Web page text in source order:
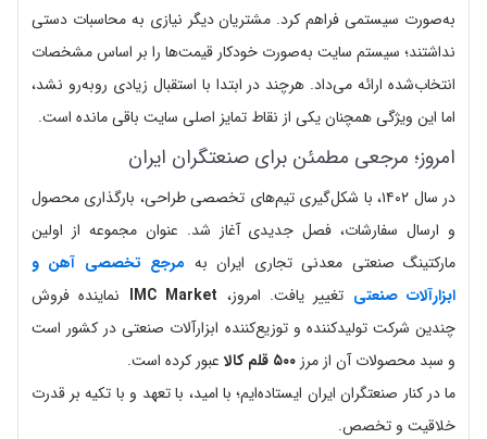
به‌صورت سیستمی فراهم کرد. مشتریان دیگر نیازی به محاسبات دستی
نداشتند؛ سیستم سایت به‌صورت خودکار قیمت‌ها را بر اساس مشخصات
انتخاب‌شده ارائه می‌داد. هرچند در ابتدا با استقبال زیادی روبه‌رو نشد،
اما این ویژگی همچنان یکی از نقاط تمایز اصلی سایت باقی مانده است.
امروز؛ مرجعی مطمئن برای صنعتگران ایران
در سال ۱۴۰۲، با شکل‌گیری تیم‌های تخصصی طراحی، بارگذاری محصول
و ارسال سفارشات، فصل جدیدی آغاز شد. عنوان مجموعه از اولین
مارکتینگ صنعتی معدنی تجاری ایران به مرجع تخصصی آهن و
ابزارآلات صنعتی تغییر یافت. امروز، IMC Market نماینده فروش
چندین شرکت تولیدکننده و توزیع‌کننده ابزارآلات صنعتی در کشور است
و سبد محصولات آن از مرز ۵۰۰ قلم کالا
عبور کرده است.
ما در کنار صنعتگران ایران ایستاده‌ایم؛ با امید، با تعهد و با تکیه بر قدرت
خلاقیت و تخصص.